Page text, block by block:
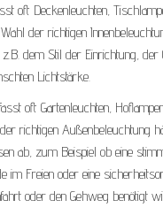
oft Deckenleuchten,
der richtigen
dem Stil der Einrichtung, der
Lichtstärke.
oft Gartenleuchten,
richtigen Außenbeleuchtung
ab, zum Beispiel ob eine
im Freien oder eine
oder den Gehweg benötigt